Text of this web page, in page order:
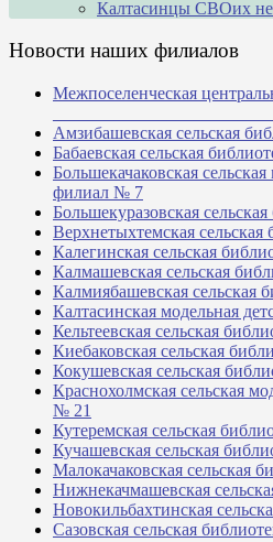
Калтасинцы СВОих
Новости наших филиалов
Межпоселенческая
Амзибашевская сельская
Бабаевская сельская
Большекачаковская
филиал № 7
Большекуразовская
Верхнетыхтемская
Калегинская сельская
Калмашевская сельская
Калмиябашевская сельская
Калтасинская модельная
Кельтеевская сельская
Киебаковская сельская
Кокушевская сельская
Краснохолмская сельская
№ 21
Кутеремская сельская
Кучашевская сельская
Малокачаковская сельская
Нижнекачмашевская
Новокильбахтинская
Сазовская сельская